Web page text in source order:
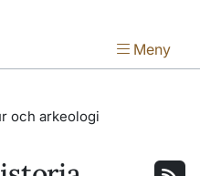
Meny
och arkeologi